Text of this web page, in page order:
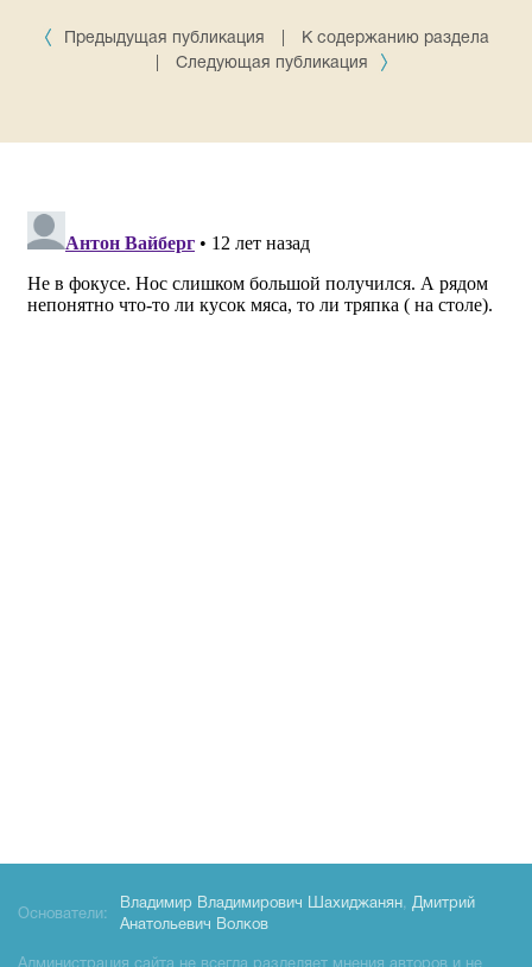
Предыдущая публикация
К содержанию раздела
Следующая публикация
Основатели:
Владимир Владимирович Шахиджанян, Дмитрий
Анатольевич Волков